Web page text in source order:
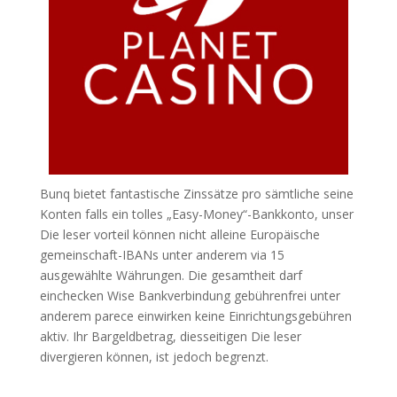
Bunq bietet fantastische Zinssätze pro sämtliche seine
Konten falls ein tolles „Easy-Money“-Bankkonto, unser
Die leser vorteil können nicht alleine Europäische
gemeinschaft-IBANs unter anderem via 15
ausgewählte Währungen. Die gesamtheit darf
einchecken Wise Bankverbindung gebührenfrei unter
anderem parece einwirken keine Einrichtungsgebühren
aktiv. Ihr Bargeldbetrag, diesseitigen Die leser
divergieren können, ist jedoch begrenzt.